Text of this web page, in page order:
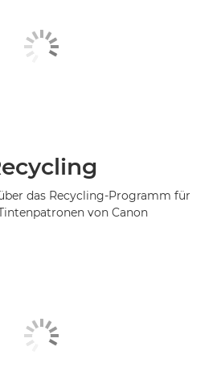
das Recycling-Programm für
von Canon